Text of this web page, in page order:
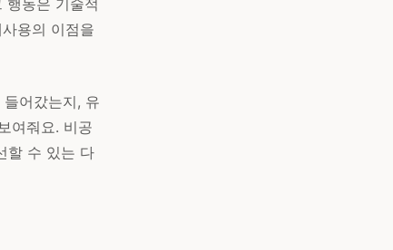
용의 이점을
어갔는지, 유
여줘요. 비공
할 수 있는 다